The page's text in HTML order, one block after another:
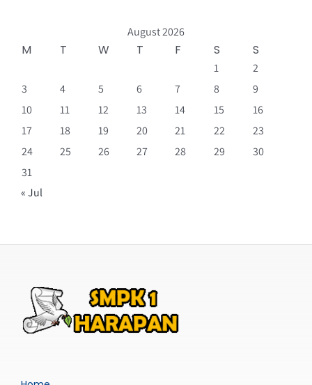
August 2026
M T W T F S S
1
2
3
4 5 6 7 8
9
10
11 12 13 14 15
16
17
18 19 20 21 22
23
24
25 26 27 28 29
30
31
« Jul